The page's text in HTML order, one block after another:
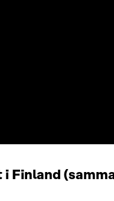
Finland